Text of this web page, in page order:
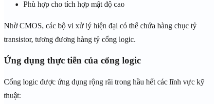
Phù hợp cho tích hợp mật độ cao
Nhờ CMOS, các bộ vi xử lý hiện đại có thể chứa hàng chục tỷ
transistor, tương đương hàng tỷ cổng logic.
Ứng dụng thực tiễn của cổng logic
Cổng logic được ứng dụng rộng rãi trong hầu hết các lĩnh vực kỹ
thuật: